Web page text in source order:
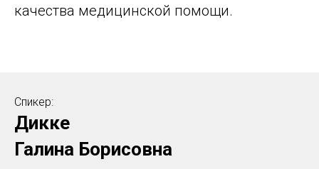
качества медицинской помощи.
Спикер:
Дикке
Галина Борисовна